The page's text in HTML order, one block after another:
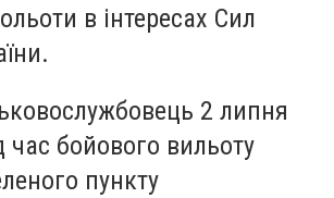
в інтересах Сил
2 липня
час бойового вильоту
пункту